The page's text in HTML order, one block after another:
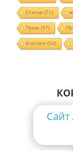
Статьи (71)
Пурім (57)
EnerJew(54)
Сайт